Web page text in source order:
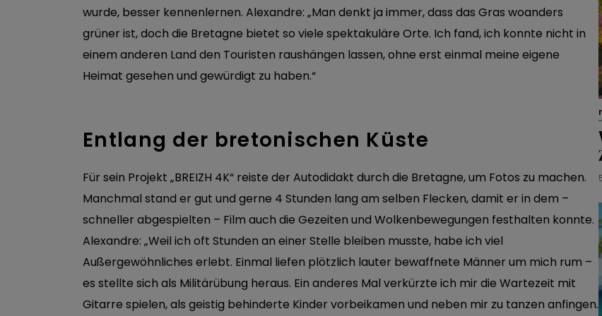
wurde, besser kennenlernen. Alexandre: „Man denkt ja immer, dass das Gras woanders
grüner ist, doch die Bretagne bietet so viele spektakuläre Orte. Ich fand, ich konnte nicht in
einem anderen Land den Touristen raushängen lassen, ohne erst einmal meine eigene
Heimat gesehen und gewürdigt zu haben.“
Entlang der bretonischen Küste
Für sein Projekt „BREIZH 4K“ reiste der Autodidakt durch die Bretagne, um Fotos zu machen.
Manchmal stand er gut und gerne 4 Stunden lang am selben Flecken, damit er in dem –
schneller abgespielten – Film auch die Gezeiten und Wolkenbewegungen festhalten konnte.
Alexandre: „Weil ich oft Stunden an einer Stelle bleiben musste, habe ich viel
Außergewöhnliches erlebt. Einmal liefen plötzlich lauter bewaffnete Männer um mich rum –
es stellte sich als Militärübung heraus. Ein anderes Mal verkürzte ich mir die Wartezeit mit
Gitarre spielen, als geistig behinderte Kinder vorbeikamen und neben mir zu tanzen anfingen.